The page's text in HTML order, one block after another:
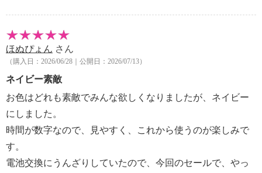
ほぬぴょん さん
（購入日：2026/06/28｜公開日：2026/07/13）
ネイビー素敵
お色はどれも素敵でみんな欲しくなりましたが、ネイビー
にしました。
時間が数字なので、見やすく、これから使うのが楽しみで
す。
電池交換にうんざりしていたので、今回のセールで、やっ